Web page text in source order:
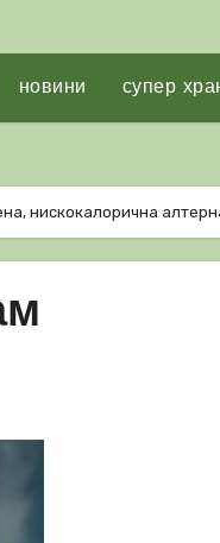
новини супер
нискокалорична